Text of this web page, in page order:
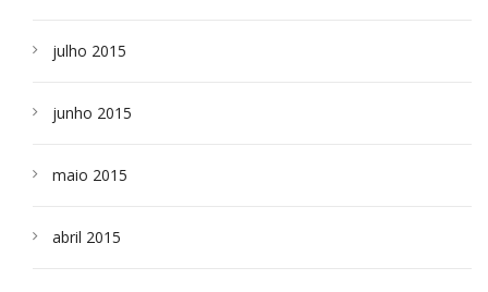
julho 2015
junho 2015
maio 2015
abril 2015